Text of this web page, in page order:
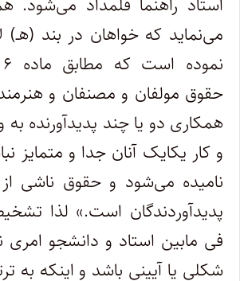
می‌نماید که خواهان در بند (هـ)
حقوق مولفان و مصنفان و
همکاری دو یا چند پدیدآورنده
و کار یکایک آنان جدا و متمایز
نامیده می‌شود و حقوق ناشی
پدیدآوردندگان است.» لذا
فی مابین استاد و دانشجو
شکلی یا آیینی باشد و اینکه به